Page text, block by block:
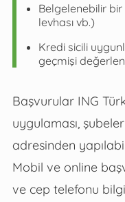
Belgelenebilir
levhası vb.)
Kredi sicili
geçmişi
Başvurular ING
uygulaması,
adresinden
Mobil ve online
ve cep telefonu